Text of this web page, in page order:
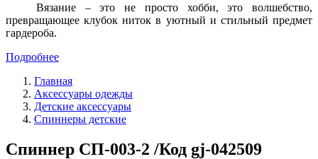
Вязание – это не просто хобби, это волшебство,
превращающее клубок ниток в уютный и стильный предмет
гардероба.
Подробнее
Главная
Аксессуары одежды
Детские аксессуары
Спиннеры детские
Спиннер СП-003-2 /Код gj-042509